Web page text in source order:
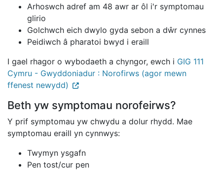
Arhoswch adref am 48 awr ar ôl i'r symptomau
glirio
Golchwch eich dwylo gyda sebon a dŵr cynnes
Peidiwch â pharatoi bwyd i eraill
I gael rhagor o wybodaeth a chyngor, ewch i GIG 111
Cymru - Gwyddoniadur : Norofirws (agor mewn
ffenest newydd)
Beth yw symptomau norofeirws?
Y prif symptomau yw chwydu a dolur rhydd. Mae
symptomau eraill yn cynnwys:
Twymyn ysgafn
Pen tost/cur pen